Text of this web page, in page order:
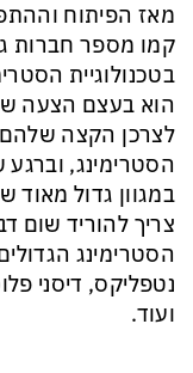
מאז הפיתוח
קמו מספר חברות
בטכנולוגיית
הוא בעצם הצעה
לצרכן הקצה
הסטרימינג, וברגע
במגוון גדול מאוד
צריך להוריד שום
הסטרימינג
נטפליקס, דיסני
ועוד.